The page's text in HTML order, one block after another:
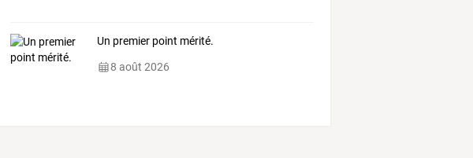
Un premier point mérité.
8 août 2026